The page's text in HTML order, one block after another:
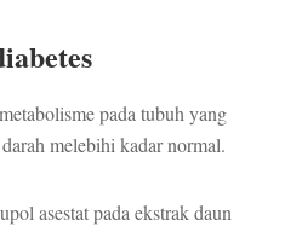
pada tubuh yang
melebihi kadar normal.
asestat pada ekstrak daun